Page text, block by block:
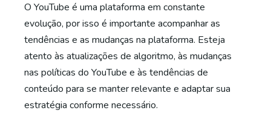
O YouTube é uma plataforma em constante
evolução, por isso é importante acompanhar as
tendências e as mudanças na plataforma. Esteja
atento às atualizações de algoritmo, às mudanças
nas políticas do YouTube e às tendências de
conteúdo para se manter relevante e adaptar sua
estratégia conforme necessário.